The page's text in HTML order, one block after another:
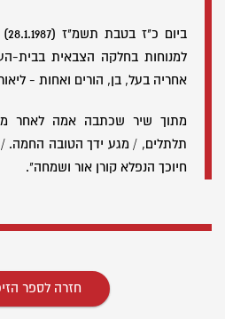
למנוחות בחלקה הצבאית בבית-
אחריה בעל, בן, הורים ואחות -
מתוך שיר שכתבה אמה לאחר
תלתלים, / מגע ידך הטובה החמה.
חיוכך הנפלא קורן אור ושמחה".
חזרה לספר